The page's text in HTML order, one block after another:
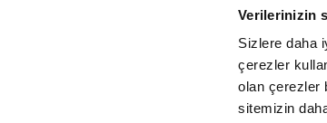
Verilerinizin
Sizlere daha
çerezler
olan çerezler
sitemizin